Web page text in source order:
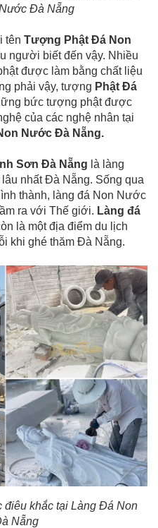
Đà Nẵng
tên Tượng Phật Đá Non
người biết đến vậy. Nhiều
được làm bằng chất liệu
phải vậy, tượng Phật Đá
bức tượng phật được
của các nghệ nhân tại
Nước Đà Nẵng.
Sơn Đà Nẵng là làng
nhất Đà Nẵng. Sống qua
thành, làng đá Non Nước
ra với Thế giới. Làng đá
là một địa điểm du lịch
khi ghé thăm Đà Nẵng.
điêu khắc tại Làng Đá Non
Nẵng